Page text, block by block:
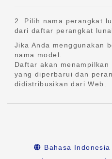
2. Pilih nama perangkat
dari daftar perangkat
Jika Anda menggunakan
nama model.
Daftar akan
yang diperbarui dan
didistribusikan dari Web.
Bahasa Indonesia